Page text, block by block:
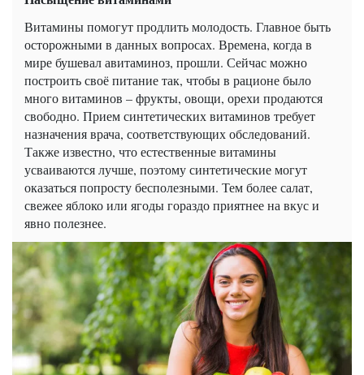
Витамины помогут продлить молодость. Главное быть
осторожными в данных вопросах. Времена, когда в
мире бушевал авитаминоз, прошли. Сейчас можно
построить своё питание так, чтобы в рационе было
много витаминов – фрукты, овощи, орехи продаются
свободно. Прием синтетических витаминов требует
назначения врача, соответствующих обследований.
Также известно, что естественные витамины
усваиваются лучше, поэтому синтетические могут
оказаться попросту бесполезными. Тем более салат,
свежее яблоко или ягоды гораздо приятнее на вкус и
явно полезнее.